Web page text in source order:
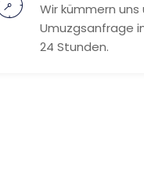
Wir kümmern uns
Umuzgsanfrage
24 Stunden.